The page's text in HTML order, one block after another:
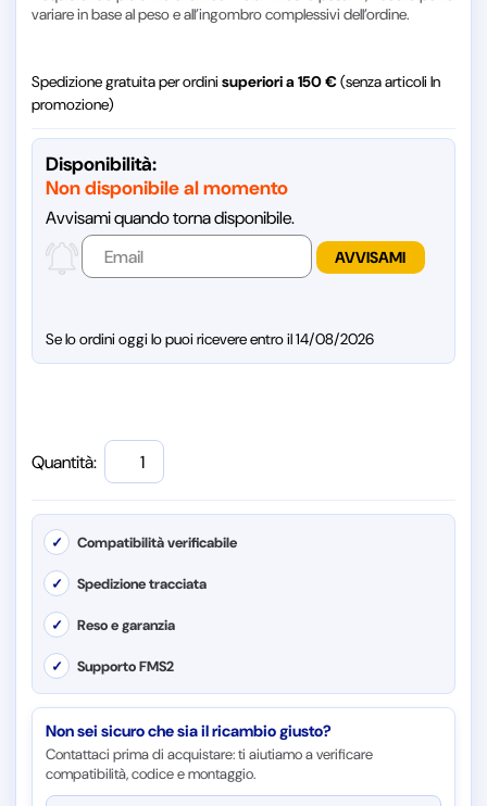
variare in base al peso e all’ingombro complessivi dell’ordine.
Spedizione gratuita per ordinisuperiori a 150 €(senza articoli In
promozione)
Disponibilità:
Non disponibile al momento
Avvisami quando torna disponibile.
Se lo ordini oggi lo puoi ricevere entro il 14/08/2026
Quantità:
✓ Compatibilità verificabile
✓ Spedizione tracciata
✓ Reso e garanzia
✓ Supporto FMS2
Non sei sicuro che sia il ricambio giusto?
Contattaci prima di acquistare: ti aiutiamo a verificare
compatibilità, codice e montaggio.